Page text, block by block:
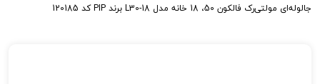
جالوله‌ای مولتی‌رک فالکون 50، 18 خانه مدل L30-18 برند PIP کد 120185